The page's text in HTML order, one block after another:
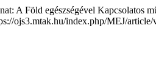
A Föld egészségével Kapcsolatos
ojs3.mtak.hu/index.php/MEJ/